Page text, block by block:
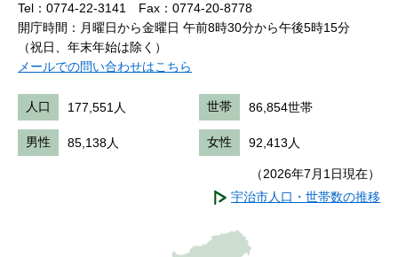
Tel：0774-22-3141
Fax：0774-20-8778
開庁時間：月曜日から金曜日 午前8時30分から午後5時15分
（祝日、年末年始は除く）
メールでの問い合わせはこちら
人口 177,551人 世帯 86,854世帯
男性 85,138人 女性 92,413人
（2026年7月1日現在）
宇治市人口・世帯数の推移